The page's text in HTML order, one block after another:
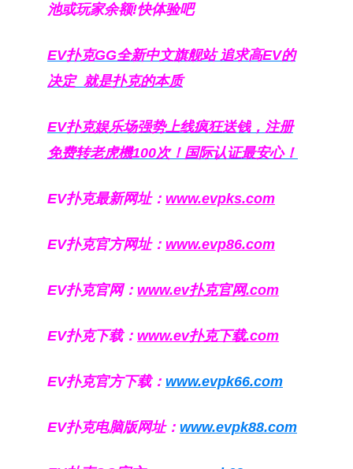
池或玩家余额!快体验吧
EV扑克GG全新中文旗舰站追求高EV的
决定 就是扑克的本质
EV扑克娱乐场强势上线疯狂送钱，注册
免费转老虎機100次！国际认证最安心！
EV扑克最新网址： www.evpks.com
EV扑克官方网址： www.evp86.com
EV扑克官网： www.ev扑克官网.com
EV扑克下载： www.ev扑克下载.com
EV扑克官方下载： www.evpk66.com
EV扑克电脑版网址： www.evpk88.com